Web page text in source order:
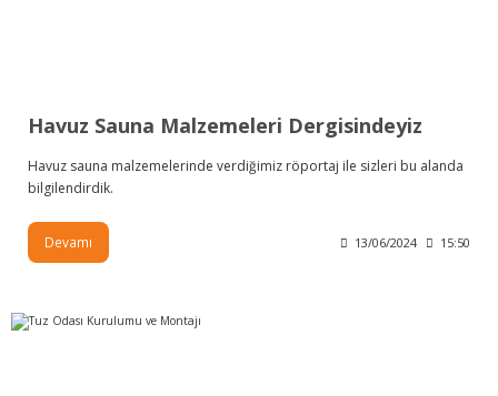
Havuz Sauna Malzemeleri Dergisindeyiz
Havuz sauna malzemelerinde verdiğimiz röportaj ile sizleri bu alanda
bilgilendirdik.
Devamı 13/06/2024 15:50